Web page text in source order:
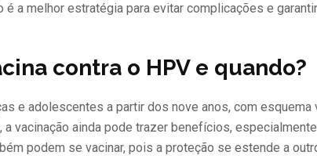
a melhor estratégia para evitar complicações e
contra o HPV e quando?
e adolescentes a partir dos nove anos, com
vacinação ainda pode trazer benefícios,
podem se vacinar, pois a proteção se estende a